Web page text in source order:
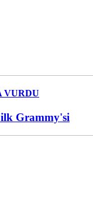
VURDU
Grammy'si